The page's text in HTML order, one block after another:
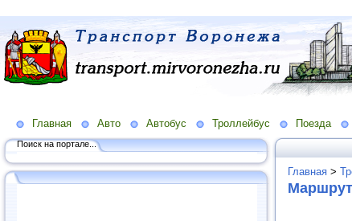
Главная Авто Автобус Троллейбус Поезда
Поиск на портале...
Главная >